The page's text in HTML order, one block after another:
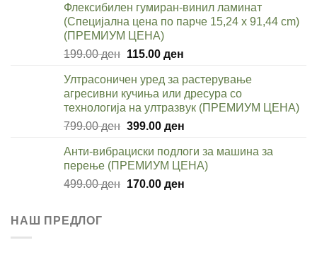
was:
799.00 ден.
is:
550.00 ден.
Флексибилен гумиран-винил ламинат
(Специјална цена по парче 15,24 x 91,44 cm)
(ПРЕМИУМ ЦЕНА)
199.00ден Original
was:
199.00 ден.
115.00 денCurrent
is:
115.00 ден.
Ултрасоничен уред за растерување
агресивни кучиња или дресура со
технологија на ултразвук (ПРЕМИУМ ЦЕНА)
799.00ден Original
was:
799.00 ден.
399.00 денCurrent
is:
399.00 ден.
Анти-вибрациски подлоги за машина за
перење (ПРЕМИУМ ЦЕНА)
499.00ден Original
170.00 денCurrent
НАШ ПРЕДЛОГ